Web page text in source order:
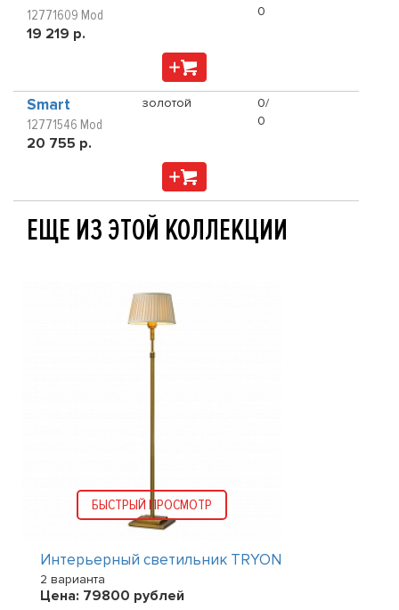
12771609 Mod
19 219 р.
0
Smart
12771546 Mod
20 755 р.
золотой
0/
0
ЕЩЕ ИЗ ЭТОЙ КОЛЛЕКЦИИ
БЫСТРЫЙ ПРОСМОТР
Интерьерный светильник TRYON
2 варианта
Цена: 79800 рублей